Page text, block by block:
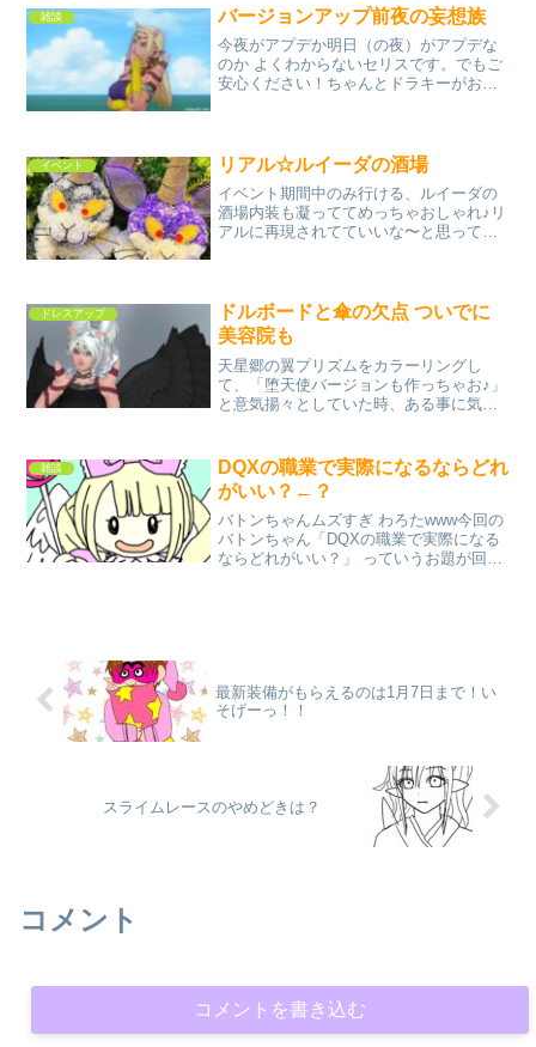
日はありません。もうストーリー終わっ
た？！王様...
雑談 バージョンアップ前夜の妄想族
今夜がアプデか明日（の夜）がアプデな
のか よくわからないセリスです。でもご
安心ください！ちゃんとドラキーがお知
てみましたいや 他にも...
イベント リアル☆ルイーダの酒場
イベント期間中のみ行ける、ルイーダの
酒場内装も凝っててめっちゃおしゃれ♪リ
アルに再現されてていいな〜と思ってウ
う〜〜〜〜！！！金運よくなりそ
う〜〜〜〜〜...
ドレスアップ
ドルボードと傘の欠点 ついでに
美容院も
天星郷の翼プリズムをカラーリングし
て、「堕天使バージョンも作っちゃお♪」
と意気揚々としていた時、ある事に気づ
たりまえのことを そんな大きな声で言わ
なくてもいや、そうな...
雑談
DQXの職業で実際になるならどれ
がいい？←？
バトンちゃんムズすぎ わろたwww今回の
バトンちゃん「DQXの職業で実際になる
ならどれがいい？」 っていうお題が回っ
最新装備がもらえるのは1月7日まで！い
そげーっ！！
スライムレースのやめどきは？
コメント
コメントを書き込む